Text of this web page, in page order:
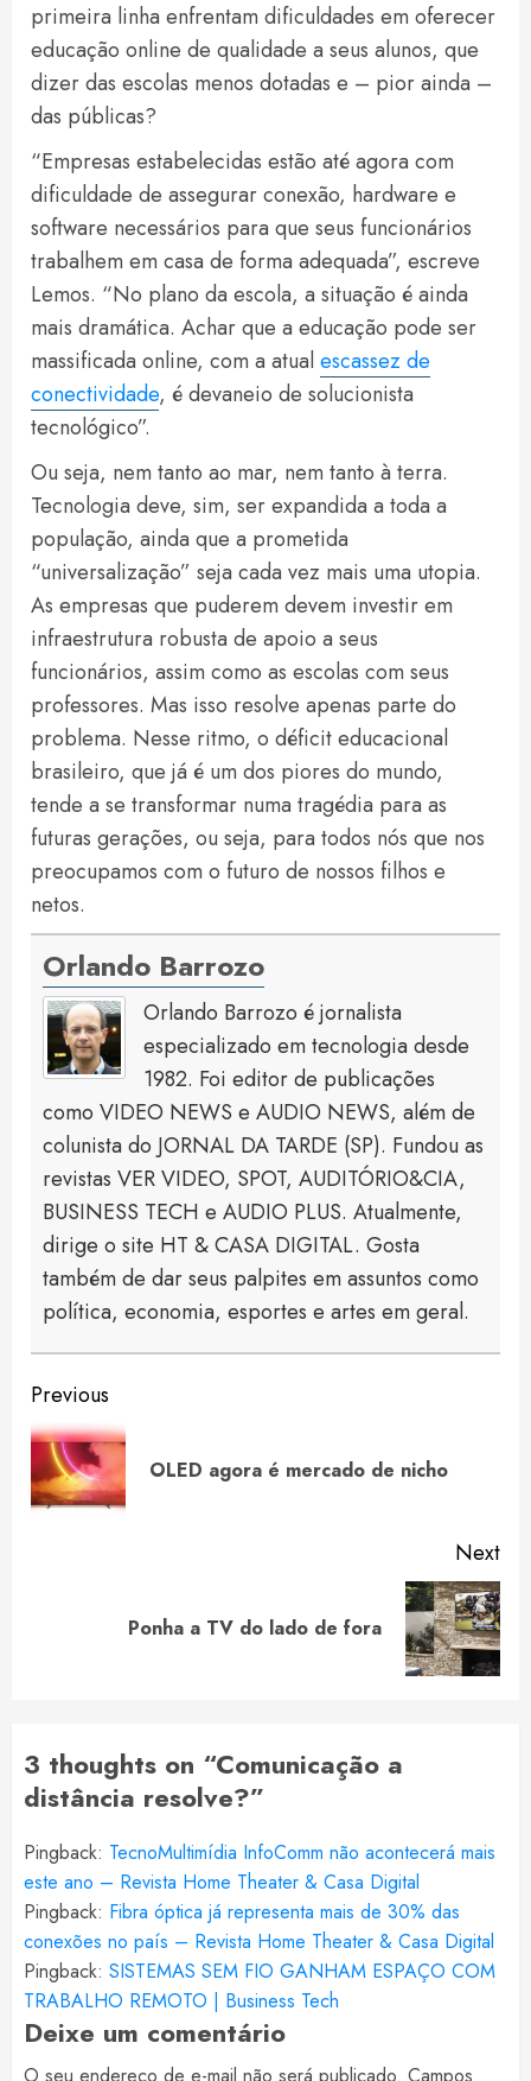
primeira linha enfrentam dificuldades em oferecer
educação online de qualidade a seus alunos, que
dizer das escolas menos dotadas e – pior ainda –
das públicas?
“Empresas estabelecidas estão até agora com
dificuldade de assegurar conexão, hardware e
software necessários para que seus funcionários
trabalhem em casa de forma adequada”, escreve
Lemos. “No plano da escola, a situação é ainda
mais dramática. Achar que a educação pode ser
massificada online, com a atualescassez de
conectividade, é devaneio de solucionista
tecnológico”.
Ou seja, nem tanto ao mar, nem tanto à terra.
Tecnologia deve, sim, ser expandida a toda a
população, ainda que a prometida
“universalização” seja cada vez mais uma utopia.
As empresas que puderem devem investir em
infraestrutura robusta de apoio a seus
funcionários, assim como as escolas com seus
professores. Mas isso resolve apenas parte do
problema. Nesse ritmo, o déficit educacional
brasileiro, que já é um dos piores do mundo,
tende a se transformar numa tragédia para as
futuras gerações, ou seja, para todos nós que nos
preocupamos com o futuro de nossos filhos e
netos.
Orlando Barrozo
Orlando Barrozo é jornalista
especializado em tecnologia desde
1982. Foi editor de publicações
como VIDEO NEWS e AUDIO NEWS, além de
colunista do JORNAL DA TARDE (SP). Fundou as
revistas VER VIDEO, SPOT, AUDITÓRIO&CIA,
BUSINESS TECH e AUDIO PLUS. Atualmente,
dirige o site HT & CASA DIGITAL. Gosta
também de dar seus palpites em assuntos como
política, economia, esportes e artes em geral.
Continue
Reading
Previous
OLED agora é mercado de nicho
Next
Ponha a TV do lado de fora
3 thoughts on “Comunicação a
distância resolve?”
Pingback: TecnoMultimídia InfoComm não acontecerá mais
este ano – Revista Home Theater & Casa Digital
Pingback: Fibra óptica já representa mais de 30% das
conexões no país – Revista Home Theater & Casa Digital
Pingback: SISTEMAS SEM FIO GANHAM ESPAÇO COM
TRABALHO REMOTO | Business Tech
Deixe um comentário